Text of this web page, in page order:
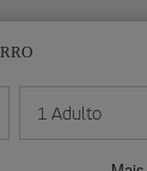
1 Adulto